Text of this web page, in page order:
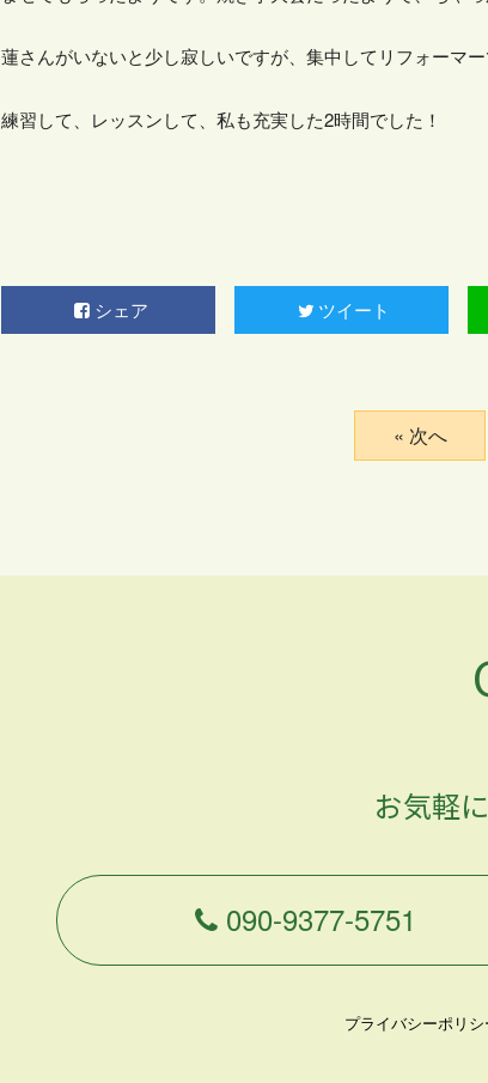
蓮さんがいないと少し寂しいですが、集中してリフォーマ
練習して、レッスンして、私も充実した2時間でした！
シェア ツイート
« 次へ
お気軽
090-9377-5751
プライバシーポリシ